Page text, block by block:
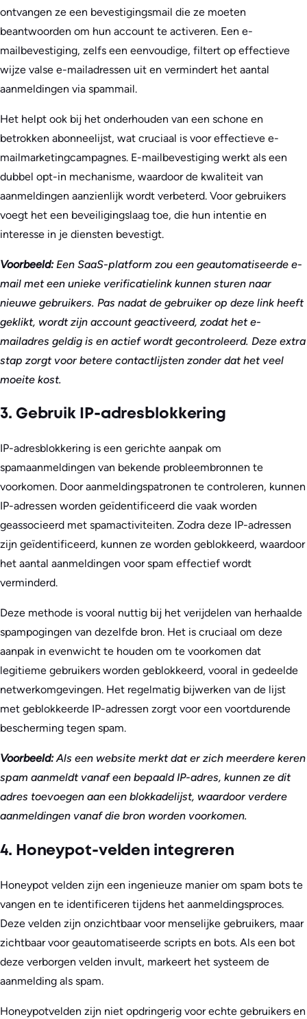
ontvangen ze een bevestigingsmail die ze moeten
beantwoorden om hun account te activeren. Een e-
mailbevestiging, zelfs een eenvoudige, filtert op effectieve
wijze valse e-mailadressen uit en vermindert het aantal
aanmeldingen via spammail.
Het helpt ook bij het onderhouden van een schone en
betrokken abonneelijst, wat cruciaal is voor effectieve e-
mailmarketingcampagnes. E-mailbevestiging werkt als een
dubbel opt-in mechanisme, waardoor de kwaliteit van
aanmeldingen aanzienlijk wordt verbeterd. Voor gebruikers
voegt het een beveiligingslaag toe, die hun intentie en
interesse in je diensten bevestigt.
Voorbeeld: Een SaaS-platform zou een geautomatiseerde e-
mail met een unieke verificatielink kunnen sturen naar
nieuwe gebruikers. Pas nadat de gebruiker op deze link heeft
geklikt, wordt zijn account geactiveerd, zodat het e-
mailadres geldig is en actief wordt gecontroleerd. Deze extra
stap zorgt voor betere contactlijsten zonder dat het veel
moeite kost.
3. Gebruik IP-adresblokkering
IP-adresblokkering is een gerichte aanpak om
spamaanmeldingen van bekende probleembronnen te
voorkomen. Door aanmeldingspatronen te controleren, kunnen
IP-adressen worden geïdentificeerd die vaak worden
geassocieerd met spamactiviteiten. Zodra deze IP-adressen
zijn geïdentificeerd, kunnen ze worden geblokkeerd, waardoor
het aantal aanmeldingen voor spam effectief wordt
verminderd.
Deze methode is vooral nuttig bij het verijdelen van herhaalde
spampogingen van dezelfde bron. Het is cruciaal om deze
aanpak in evenwicht te houden om te voorkomen dat
legitieme gebruikers worden geblokkeerd, vooral in gedeelde
netwerkomgevingen. Het regelmatig bijwerken van de lijst
met geblokkeerde IP-adressen zorgt voor een voortdurende
bescherming tegen spam.
Voorbeeld: Als een website merkt dat er zich meerdere keren
spam aanmeldt vanaf een bepaald IP-adres, kunnen ze dit
adres toevoegen aan een blokkadelijst, waardoor verdere
aanmeldingen vanaf die bron worden voorkomen.
4. Honeypot-velden integreren
Honeypot velden zijn een ingenieuze manier om spam bots te
vangen en te identificeren tijdens het aanmeldingsproces.
Deze velden zijn onzichtbaar voor menselijke gebruikers, maar
zichtbaar voor geautomatiseerde scripts en bots. Als een bot
deze verborgen velden invult, markeert het systeem de
aanmelding als spam.
Honeypotvelden zijn niet opdringerig voor echte gebruikers en